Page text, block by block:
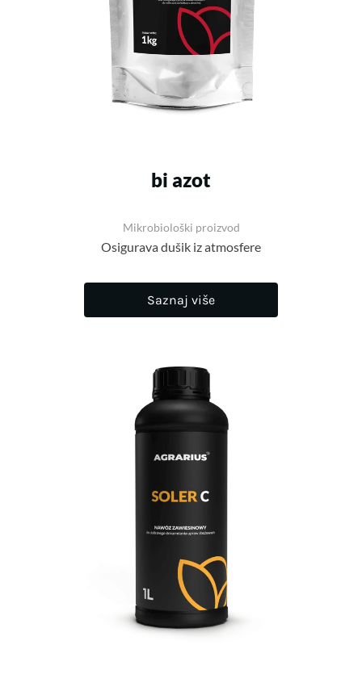
bi azot
Mikrobiološki proizvod
Osigurava dušik iz atmosfere
Saznaj više